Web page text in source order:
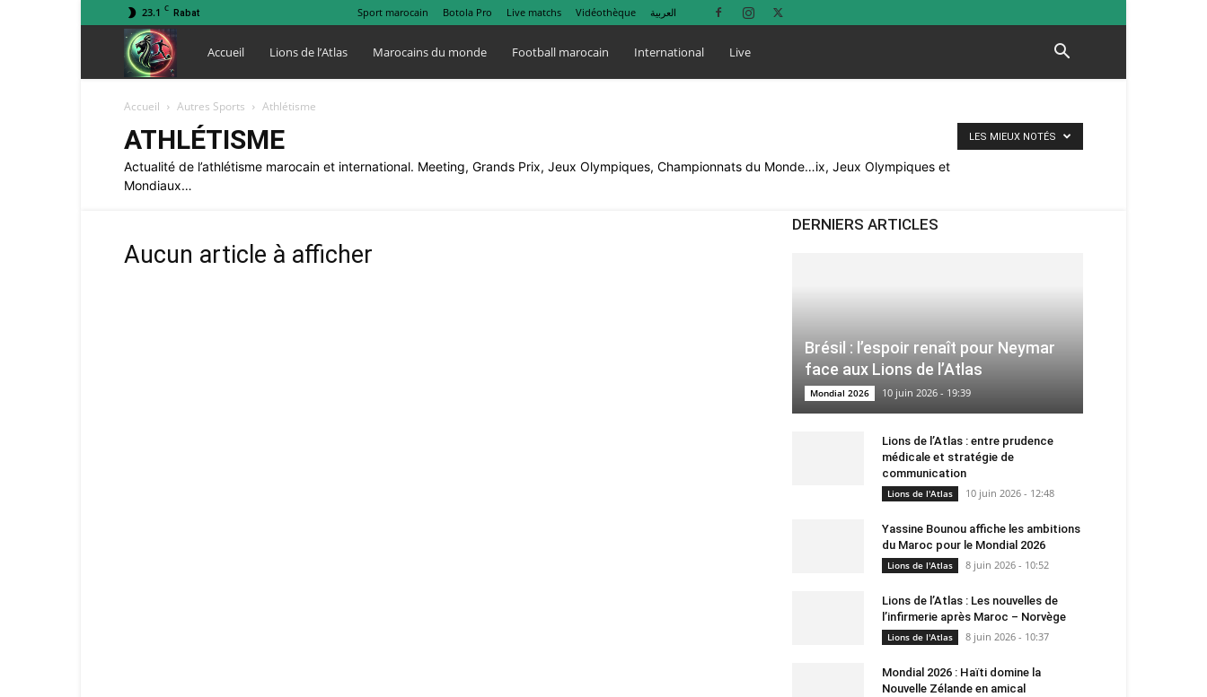
23.1 C Rabat Sport marocain Botola Pro Live matchs Vidéothèque العربية
Lions
de
Accueil Lions de l’Atlas Marocains du monde Football marocain International Live
Accueil Autres Sports Athlétisme
ATHLÉTISME
Actualité de l’athlétisme marocain et international. Meeting, Grands Prix, Jeux Olympiques, Championnats du Monde…ix, Jeux Olympiques et
Mondiaux…
LES MIEUX NOTÉS
Aucun article à afficher
DERNIERS ARTICLES
Brésil : l’espoir renaît pour Neymar
face aux Lions de l’Atlas
Mondial 2026 10 juin 2026 - 19:39
Lions de l’Atlas : entre prudence
médicale et stratégie de
communication
Lions de l'Atlas 10 juin 2026 - 12:48
Yassine Bounou affiche les ambitions
du Maroc pour le Mondial 2026
Lions de l'Atlas 8 juin 2026 - 10:52
Lions de l’Atlas : Les nouvelles de
l’infirmerie après Maroc – Norvège
Lions de l'Atlas 8 juin 2026 - 10:37
Mondial 2026 : Haïti domine la
Nouvelle Zélande en amical